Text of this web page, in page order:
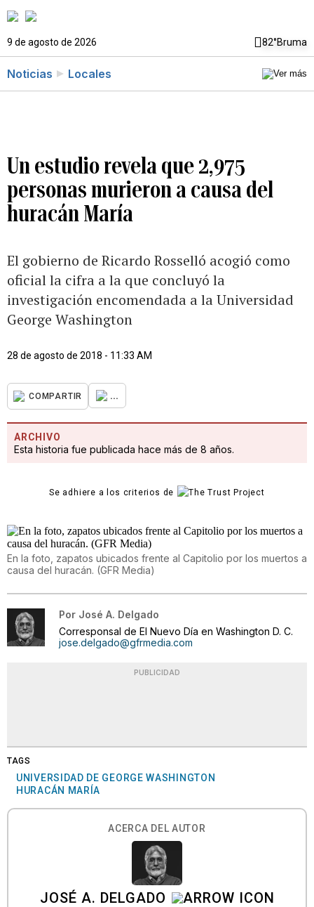
9 de agosto de 2026 82°Bruma
Noticias Locales
Un estudio revela que 2,975
personas murieron a causa del
huracán María
El gobierno de Ricardo Rosselló acogió como
oficial la cifra a la que concluyó la
investigación encomendada a la Universidad
George Washington
28 de agosto de 2018 - 11:33 AM
COMPARTIR ...
ARCHIVO
Esta historia fue publicada hace más de 8 años.
Se adhiere a los criterios de
En la foto, zapatos ubicados frente al Capitolio por los muertos a
causa del huracán. (GFR Media)
Por José A. Delgado
Corresponsal de El Nuevo Día en Washington D. C.
jose.delgado@gfrmedia.com
PUBLICIDAD
TAGS
UNIVERSIDAD DE GEORGE WASHINGTON
HURACÁN MARÍA
ACERCA DEL AUTOR
JOSÉ A. DELGADO